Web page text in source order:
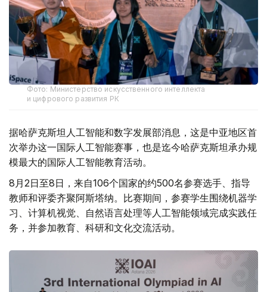
Фото: Министерство искусственного интеллекта
и цифрового развития РК
据哈萨克斯坦人工智能和数字发展部消息，这是中亚地区首
次举办这一国际人工智能赛事，也是迄今哈萨克斯坦承办规
模最大的国际人工智能教育活动。
8月2日至8日，来自106个国家的约500名参赛选手、指导
教师和评委齐聚阿斯塔纳。比赛期间，参赛学生围绕机器学
习、计算机视觉、自然语言处理等人工智能领域完成实践任
务，并参加教育、科研和文化交流活动。